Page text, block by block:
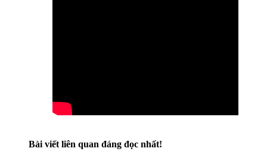
Bài viết liên quan đáng đọc nhất!